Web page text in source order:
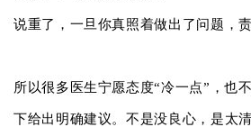
说重了，一旦你真照着做出了问题，
所以很多医生宁愿态度“冷一点”，也
下给出明确建议。不是没良心，是太